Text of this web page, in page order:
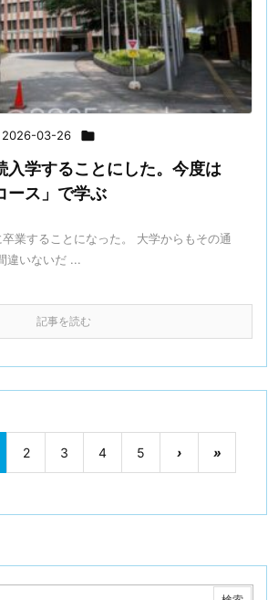
2026-03-26 
入学することにした。今度は
ース」で学ぶ
業することになった。 大学からもその通
違いないだ ...
記事を読む
2 3 4 5 › »